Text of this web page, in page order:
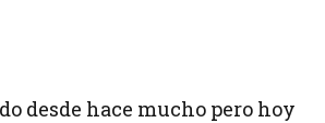
desde hace mucho pero hoy